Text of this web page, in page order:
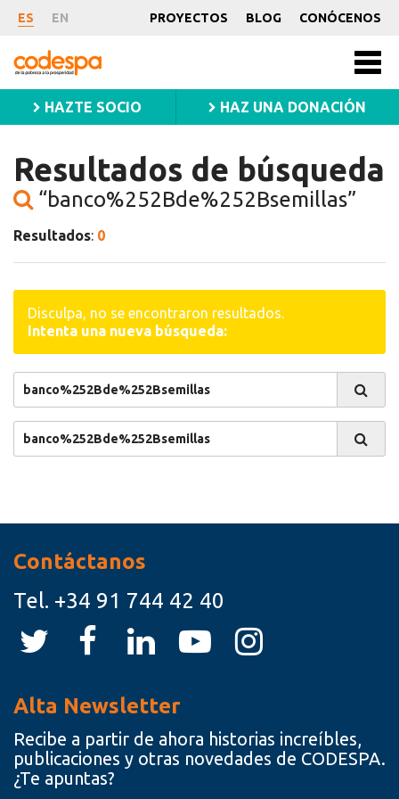
Resultados
de
búsqueda
para
ES EN PROYECTOS BLOG CONÓCENOS
CODESPA
HAZTE SOCIO HAZ UNA DONACIÓN
Resultados de búsqueda
“banco%252Bde%252Bsemillas”
Resultados: 0
Disculpa, no se encontraron resultados.
Intenta una nueva búsqueda:
Buscar
Buscar
Contáctanos
Tel. +34 91 744 42 40
Alta Newsletter
Recibe a partir de ahora historias increíbles,
publicaciones y otras novedades de CODESPA.
¿Te apuntas?